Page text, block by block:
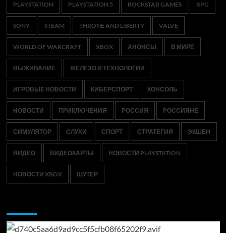
PLAYSTATION PLAYSTATION 5 ROCKSTAR GAMES RPG
SONY STEAM THRONE AND LIBERTY VALVE
WORLD OF WARCRAFT XBOX АНОНСЫ В МИРЕ
ВЫЖИВАНИЕ ЖЕЛЕЗО И ТЕХНОЛОГИИ
ИГРОВЫЕ НОВОСТИ КИБЕРСПОРТ КОНСОЛЬ
НОВОСТИ ПРИКЛЮЧЕНИЯ РОССИЯ РОССИЯНЕ
СИМУЛЯТОР СЛУХИ СПОРТ СТРАТЕГИЯ ЭКШЕН
ВИДЕО ВИДЕОКАРТЫ НОВОСТИ PLAYSTATION
НОВОСТИ XBOX ШУТЕР